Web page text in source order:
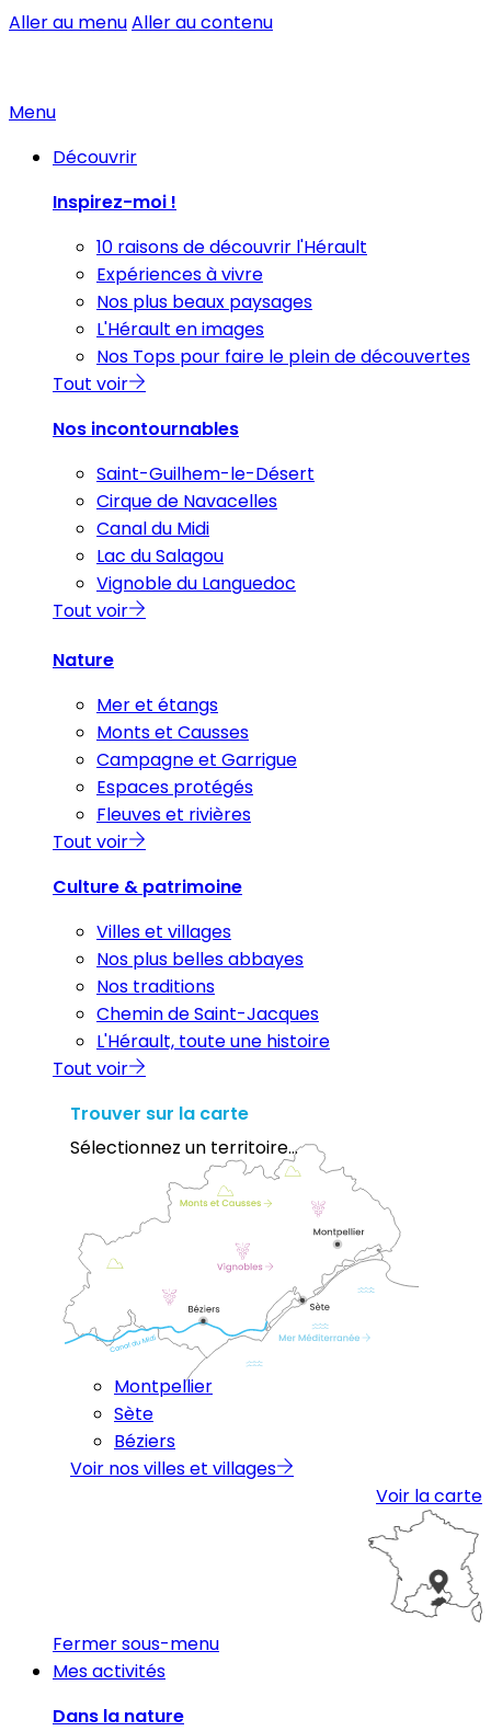
Aller au menuAller au contenu
Menu
Découvrir
Inspirez-moi !
10 raisons de découvrir l'Hérault
Expériences à vivre
Nos plus beaux paysages
L'Hérault en images
Nos Tops pour faire le plein de découvertes
Tout voir
Nos incontournables
Saint-Guilhem-le-Désert
Cirque de Navacelles
Canal du Midi
Lac du Salagou
Vignoble du Languedoc
Tout voir
Nature
Mer et étangs
Monts et Causses
Campagne et Garrigue
Espaces protégés
Fleuves et rivières
Tout voir
Culture & patrimoine
Villes et villages
Nos plus belles abbayes
Nos traditions
Chemin de Saint-Jacques
L'Hérault, toute une histoire
Tout voir
Trouver sur la carte
Sélectionnez un territoire...
Montpellier
Sète
Béziers
Voir nos villes et villages
Voir la carte
Fermer sous-menu
Mes activités
Dans la nature